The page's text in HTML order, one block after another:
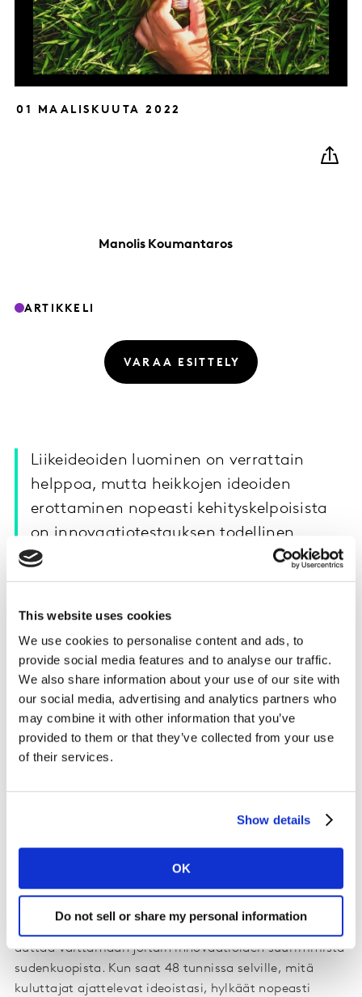
This website uses cookies
We use cookies to personalise content and ads, to
provide social media features and to analyse our traffic.
We also share information about your use of our site with
our social media, advertising and analytics partners who
may combine it with other information that you’ve
provided to them or that they’ve collected from your use
of their services.
Show details
OK
Do not sell or share my personal information
01 MAALISKUUTA 2022
Manolis Koumantaros
ARTIKKELI
VARAA ESITTELY
Liikeideoiden luominen on verrattain
helppoa, mutta heikkojen ideoiden
erottaminen nopeasti kehityskelpoisista
on innovaatiotestauksen todellinen
haaste.
ideoidentestaaminen on nykyisin helppoa
automatisoidun ideaseulonnan ansiosta. Testaat
varhaisvaiheen ideoita nopeasti ja jatkokehität vain
niitä, joilla on todellista potentiaalia menestyä.
Loppukuluttaja on tuotava innovaatioprosessin
ytimeen jo varhaisessa vaiheessa. Se, että
innovaatiotiimin mielestä jokin on hyvä idea, ei
ideoita, on huomioitava sekä ihmisten
ensivaikutelmat, alitajuntaiset reaktiot että suorat
ovat positiivisia ja linjassa keskenään.
auttaa välttämään joitain innovaatioiden suurimmista
sudenkuopista. Kun saat 48 tunnissa selville, mitä
kuluttajat ajattelevat ideoistasi, hylkäät nopeasti